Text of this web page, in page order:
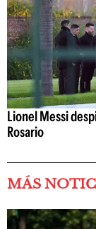
Lionel Messi
Rosario
MÁS